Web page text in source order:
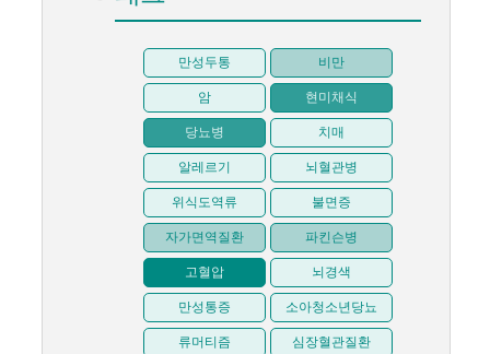
만성두통 비만
암 현미채식
당뇨병 치매
알레르기 뇌혈관병
위식도역류 불면증
자가면역질환 파킨슨병
고혈압 뇌경색
만성통증 소아청소년당뇨
류머티즘 심장혈관질환